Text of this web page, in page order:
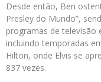
Desde então, Ben
Presley do Mundo”,
programas de televisão
incluindo temporadas
Hilton, onde Elvis se
837 vezes.